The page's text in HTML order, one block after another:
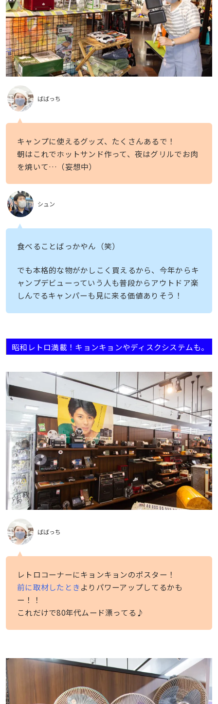
ばばっち
キャンプに使えるグッズ、たくさんあるで！
朝はこれでホットサンド作って、夜はグリルでお肉
を焼いて…（妄想中）
シュン
食べることばっかやん（笑）
でも本格的な物がかしこく買えるから、今年からキ
ャンプデビューっていう人も普段からアウトドア楽
しんでるキャンパーも見に来る価値ありそう！
昭和レトロ満載！キョンキョンやディスクシステムも。
ばばっち
レトロコーナーにキョンキョンのポスター！
前に取材したときよりパワーアップしてるかも
ー！！
これだけで80年代ムード漂ってる♪